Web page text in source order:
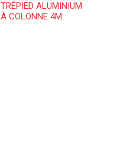
TRÉPIED ALUMINIUM
À COLONNE 4M